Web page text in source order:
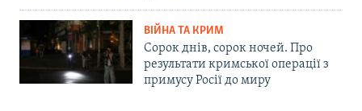
ВІЙНА ТА КРИМ
Сорок днів, сорок ночей. Про
результати кримської операції з
примусу Росії до миру